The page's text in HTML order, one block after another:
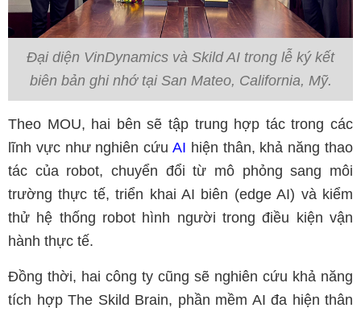
Đại diện VinDynamics và Skild AI trong lễ ký kết
biên bản ghi nhớ tại San Mateo, California, Mỹ.
Theo MOU, hai bên sẽ tập trung hợp tác trong các
lĩnh vực như nghiên cứu AI hiện thân, khả năng thao
tác của robot, chuyển đổi từ mô phỏng sang môi
trường thực tế, triển khai AI biên (edge AI) và kiểm
thử hệ thống robot hình người trong điều kiện vận
hành thực tế.
Đồng thời, hai công ty cũng sẽ nghiên cứu khả năng
tích hợp The Skild Brain, phần mềm AI đa hiện thân